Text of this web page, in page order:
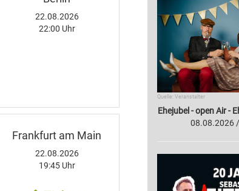
22.08.2026
22:00 Uhr
Frankfurt am Main
22.08.2026
19:45 Uhr
Quelle: Veranstalter
Ehejubel - open Air -
08.08.2026